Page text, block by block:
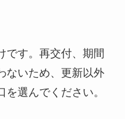
です。再交付、期間
ないため、更新以外
選んでください。